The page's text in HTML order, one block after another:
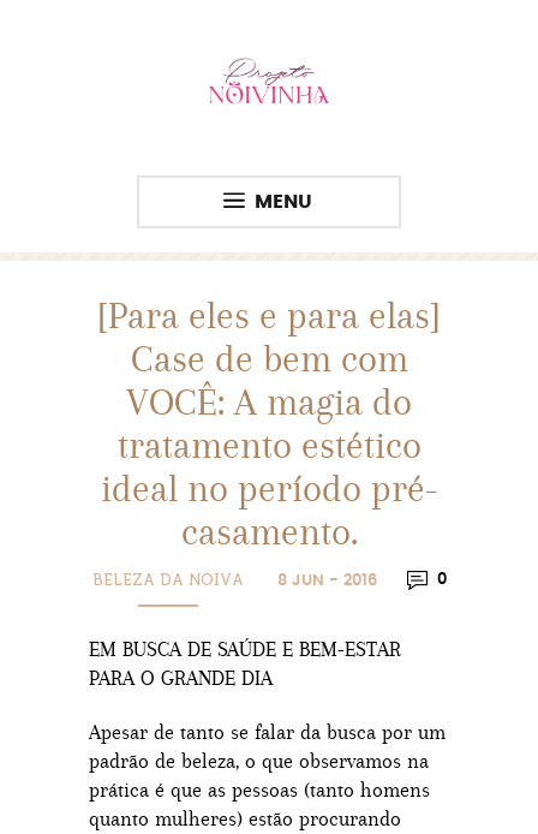
MENU
[Para eles e para elas]
Case de bem com
VOCÊ: A magia do
tratamento estético
ideal no período pré-
casamento.
BELEZA DA NOIVA 8 JUN - 2016 0
EM BUSCA DE SAÚDE E BEM-ESTAR
PARA O GRANDE DIA
Apesar de tanto se falar da busca por um
padrão de beleza, o que observamos na
prática é que as pessoas (tanto homens
quanto mulheres) estão procurando